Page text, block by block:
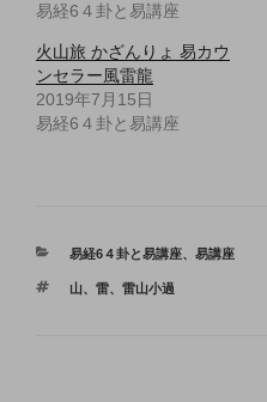
易経6４卦と易講座
火山旅 かざんりょ 易カウ
ンセラー風雷龍
2019年7月15日
易経6４卦と易講座
カ
ゴ
易経6４卦と易講座、 易講座
タ
山、 雷、 雷山小過